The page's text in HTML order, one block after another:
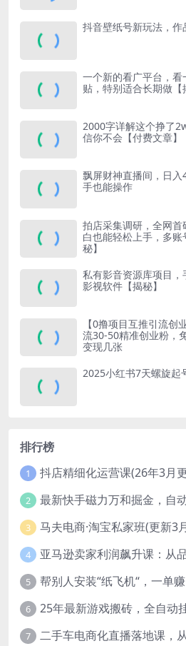
抖音壁纸号新玩法，
一个新的看广平台，
贴，特别适合长期做【
2000字详解这个挣了
信你不会【付费文章】
飘屏财神直播间，日
手也能操作
拍店采集调研，全网
白也能轻松上手，多
秘】
私有影音资源库项目
影视软件【揭秘】
【0撸项目互推引流创
流30-50精准创业粉，
变现几张
2025小红书7天螺旋起
排行榜
1 抖店精细化运营课(26年3月
2
3 马夫电商·淘宝私家班(更新3
4
5
6
7